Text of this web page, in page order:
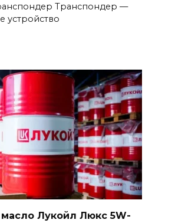
Транспондер —
устройство
Лукойл Люкс 5W-